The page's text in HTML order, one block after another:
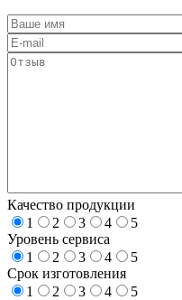
Качество продукции
1
2 3 4
5
Уровень сервиса
1
2 3 4
5
Срок изготовления
1
2 3 4
5